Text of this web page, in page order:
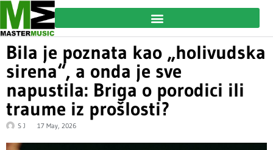
Bila je poznata kao „holivudska
sirena“, a onda je sve
napustila: Briga o porodici ili
traume iz prošlosti?
S J 17 May, 2026